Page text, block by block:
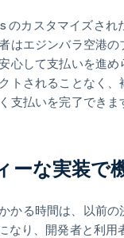
のカスタマイズされ
はエジンバラ空港
心して支払いを進め
トされることなく
支払いを完了できま
ーな実装で
かる時間は、以前の
なり、開発者と利用